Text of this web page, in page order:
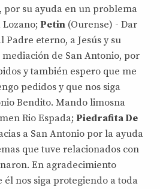
por su ayuda en un problema
Petin (Ourense) - Dar
Padre eterno, a Jesús y su
de San Antonio, por
y también espero que me
pedidos y que nos siga
Bendito. Mando limosna
Rio Espada; Piedrafita De
a San Antonio por la ayuda
que tuve relacionados con
En agradecimiento
él nos siga protegiendo a toda